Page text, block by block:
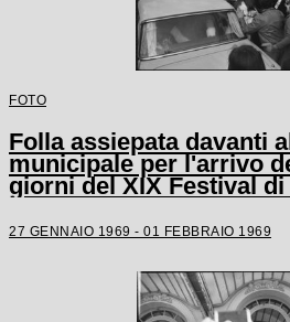
FOTO
Folla assiepata davanti
municipale per l'arrivo
giorni del XIX Festival
27 GENNAIO 1969 - 01 FEBBRAIO 1969